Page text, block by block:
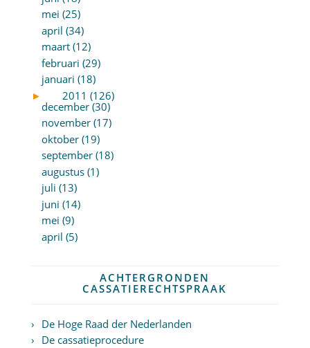
mei (25)
april (34)
maart (12)
februari (29)
januari (18)
►
2011 (126)
december (30)
november (17)
oktober (19)
september (18)
augustus (1)
juli (13)
juni (14)
mei (9)
april (5)
ACHTERGRONDEN
CASSATIERECHTSPRAAK
De Hoge Raad der Nederlanden
De cassatieprocedure